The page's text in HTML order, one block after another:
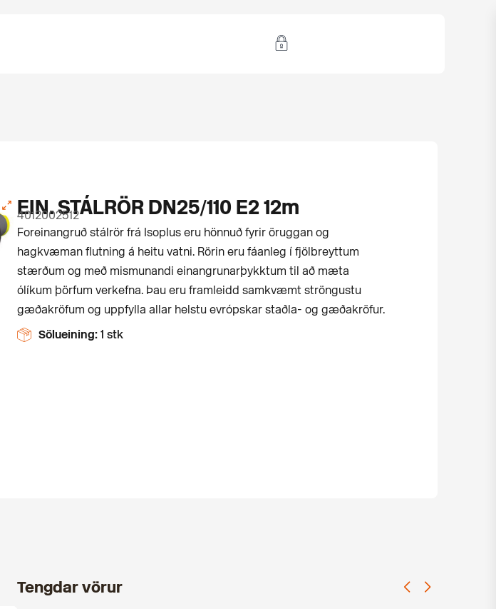
EIN. STÁLRÖR DN25/110 E2 12m
4012002512
For­einangruð stálrör frá Isoplus eru hönnuð fyrir öruggan og
hagkvæman flutning á heitu vatni. Rörin eru fáanleg í fjölbreyttum
stærðum og með mismunandi einangrunarþykktum til að mæta
ólíkum þörfum verkefna. Þau eru framleidd samkvæmt ströngustu
gæðakröfum og uppfylla allar helstu evrópskar staðla- og gæðakröfur.
Sölueining: 1 stk
Tengdar vörur